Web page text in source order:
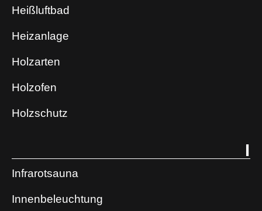
Heißluftbad
Heizanlage
Holzarten
Holzofen
Holzschutz
I
Infrarotsauna
Innenbeleuchtung